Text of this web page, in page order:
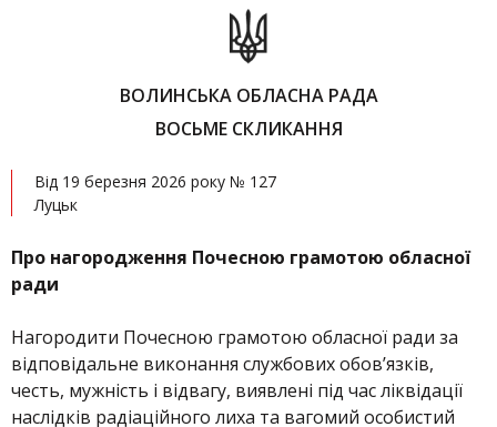
ВОЛИНСЬКА ОБЛАСНА РАДА
ВОСЬМЕ СКЛИКАННЯ
Від 19 березня 2026 року № 127
Луцьк
Про нагородження Почесною грамотою обласної
ради
Нагородити Почесною грамотою обласної ради за
відповідальне виконання службових обов’язків,
честь, мужність і відвагу, виявлені під час ліквідації
наслідків радіаційного лиха та вагомий особистий